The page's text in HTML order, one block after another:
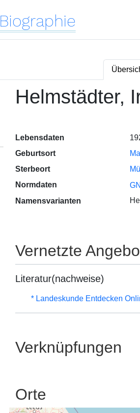
Biographie
Helmstädter,
Lebensdaten
Geburtsort
Sterbeort
Normdaten
Namensvarianten
Vernetzte
Literatur(nachweise)
* Landeskunde Entdecken
Verknüpfungen
Orte